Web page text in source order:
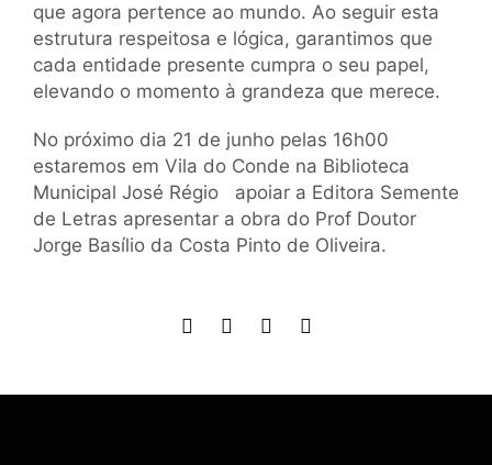
que agora pertence ao mundo. Ao seguir esta
estrutura respeitosa e lógica, garantimos que
cada entidade presente cumpra o seu papel,
elevando o momento à grandeza que merece.
No próximo dia 21 de junho pelas 16h00
estaremos em Vila do Conde na Biblioteca
Municipal José Régio apoiar a Editora Semente
de Letras apresentar a obra do Prof Doutor
Jorge Basílio da Costa Pinto de Oliveira.